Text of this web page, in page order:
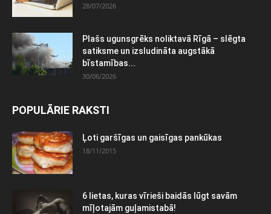
28/07/2026
Plašs ugunsgrēks noliktavā Rīgā – slēgta
satiksme un izsludināta augstākā
bīstamības...
30/06/2026
POPULĀRIE RAKSTI
Ļoti garšīgas un gaisīgas pankūkas
18/11/2015
6 lietas, kuras vīrieši baidās lūgt savām
mīļotajām guļamistabā!